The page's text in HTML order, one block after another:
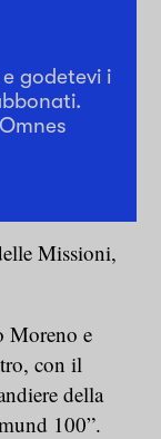
godetevi i
Missioni,
Moreno e
con il
della
100”.